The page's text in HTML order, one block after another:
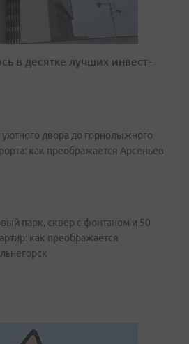
в десятке лучших инвест-
уютного двора до горнолыжного
как преображается Арсеньев
парк, сквер с фонтаном и 50
как преображается